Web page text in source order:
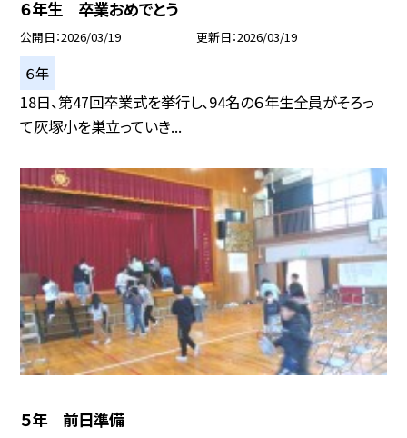
６年生 卒業おめでとう
公開日 2026/03/19 更新日 2026/03/19
６年
18日、第47回卒業式を挙行し、94名の６年生全員がそろっ
て灰塚小を巣立っていき...
５年 前日準備